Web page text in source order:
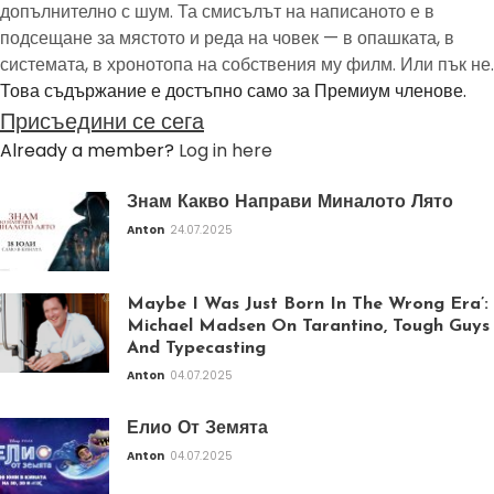
допълнително с шум. Та смисълът на написаното е в
подсещане за мястото и реда на човек — в опашката, в
системата, в хронотопа на собствения му филм. Или пък не.
Това съдържание е достъпно само за Премиум членове.
Присъедини се сега
Already a member? Log in here
Знам Какво Направи Миналото Лято
Anton 24.07.2025
Maybe I Was Just Born In The Wrong Era’:
Michael Madsen On Tarantino, Tough Guys
And Typecasting
Anton 04.07.2025
Елио От Земята
Anton 04.07.2025